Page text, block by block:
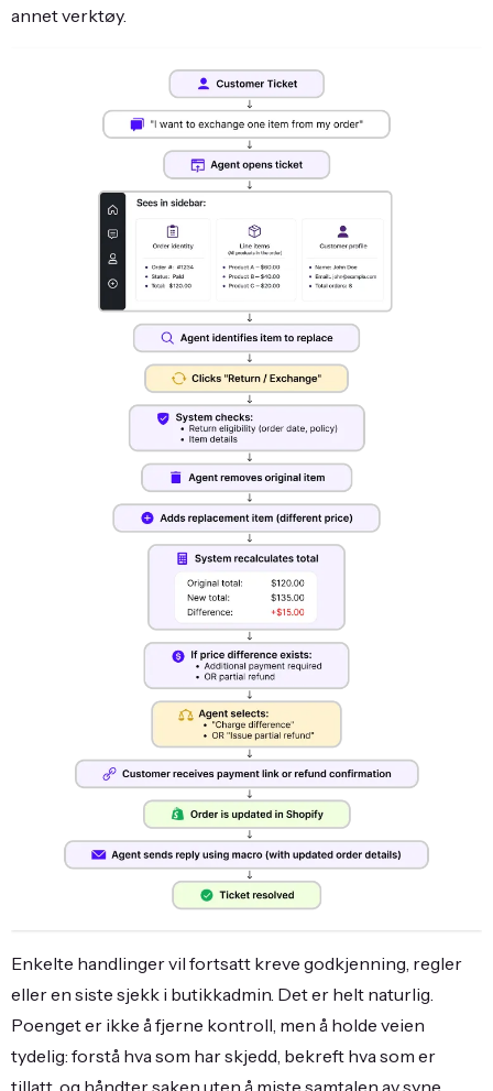
annet verktøy.
Enkelte handlinger vil fortsatt kreve godkjenning, regler
eller en siste sjekk i butikkadmin. Det er helt naturlig.
Poenget er ikke å fjerne kontroll, men å holde veien
tydelig: forstå hva som har skjedd, bekreft hva som er
tillatt, og håndter saken uten å miste samtalen av syne.